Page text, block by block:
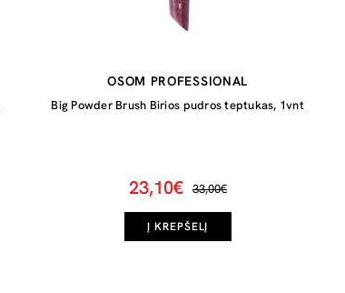
OSOM PROFESSIONAL
Big Powder Brush Birios pudros teptukas, 1vnt
23,10€ 33,00€
Į KREPŠELĮ